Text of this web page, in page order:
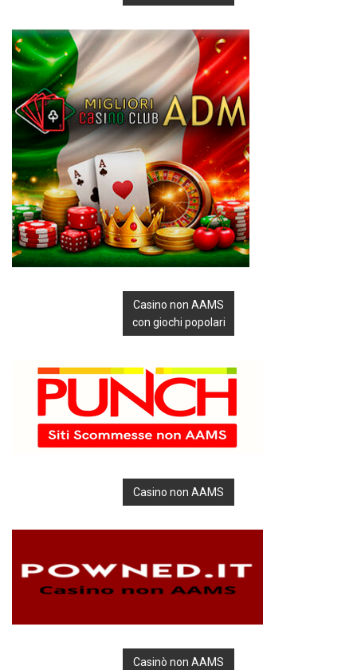
Casino non AAMS
con giochi popolari
Casino non AAMS
Casinò non AAMS